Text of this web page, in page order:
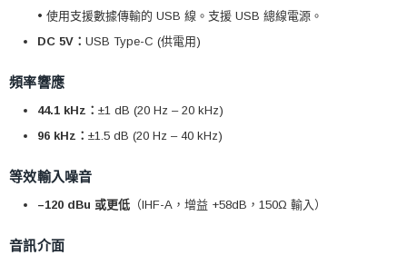
• 使用支援數據傳輸的 USB 線。支援 USB 總線電源。
DC 5V：USB Type-C (供電用)
頻率響應
44.1 kHz：±1 dB (20 Hz – 20 kHz)
96 kHz：±1.5 dB (20 Hz – 40 kHz)
等效輸入噪音
–120 dBu 或更低 （IHF-A，增益 +58dB，150Ω 輸入）
音訊介面